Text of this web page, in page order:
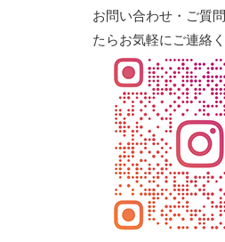
お問い合わせ・ご質
たらお気軽にご連絡